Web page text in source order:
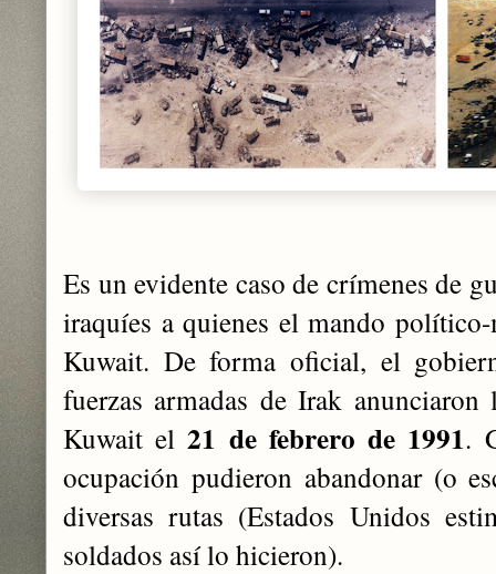
Es un evidente caso de crímenes de
iraquíes a quienes el mando
Kuwait. De forma oficial, el
fuerzas armadas de Irak
Kuwait el 21 de febrero de 1991.
ocupación pudieron abandonar (o
diversas rutas (Estados Unidos
soldados así lo hicieron).